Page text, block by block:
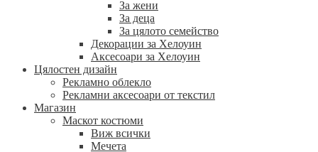
За жени
За деца
За цялото семейство
Декорации за Хелоуин
Аксесоари за Хелоуин
Цялостен дизайн
Рекламно облекло
Рекламни аксесоари от текстил
Магазин
Маскот костюми
Виж всички
Мечета